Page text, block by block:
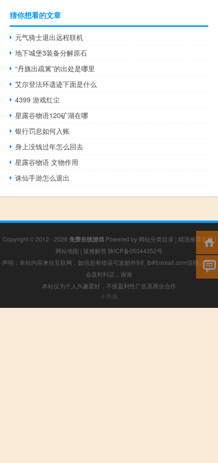
猜你想看的文章
元气骑士退出远程联机
地下城堡3装备分解原石
“丹旐出疏篱”的出处是哪里
艾尔登法环遗迹下面是什么
4399 游戏红尘
星露谷物语120矿湖在哪
银行罚息如何入账
身上没钱过年怎么回去
星露谷物语 文物作用
诛仙手游怎么退出
Copyright © 2012 - 2026 免费在线游戏Powered by 网站分类目录 | 精选推荐文章 |
网站地图 | 疑难解答 陕ICP备05044352号
声明：本站内容来自互联网，如信息有错误可发邮件到f_fb#foxmail.com说明，我们
会及时纠正，谢谢
本站仅为个人兴趣爱好，不接盈利性广告及商业合作
小男孩